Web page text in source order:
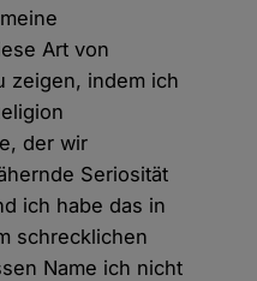
Art von
zeigen, indem ich
der wir
Seriosität
ich habe das in
schrecklichen
Name ich nicht